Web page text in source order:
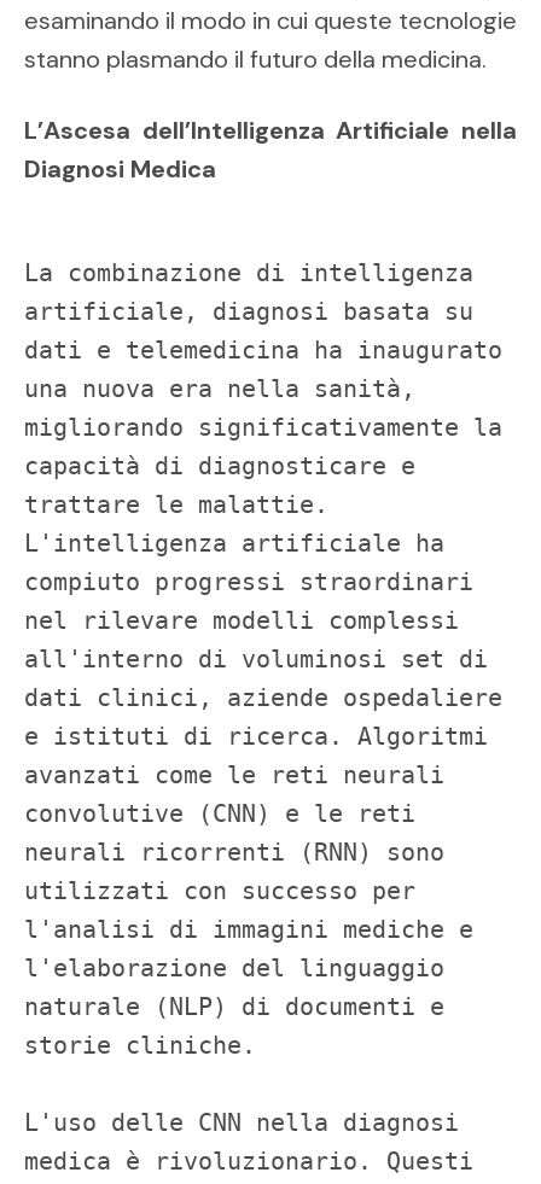
esaminando il modo in cui queste tecnologie
stanno plasmando il futuro della medicina.
L’Ascesa dell’Intelligenza Artificiale nella
Diagnosi Medica
La combinazione di intelligenza
artificiale, diagnosi basata su
dati e telemedicina ha inaugurato
una nuova era nella sanità,
migliorando significativamente la
capacità di diagnosticare e
trattare le malattie.
L'intelligenza artificiale ha
compiuto progressi straordinari
nel rilevare modelli complessi
all'interno di voluminosi set di
dati clinici, aziende ospedaliere
e istituti di ricerca. Algoritmi
avanzati come le reti neurali
convolutive (CNN) e le reti
neurali ricorrenti (RNN) sono
utilizzati con successo per
l'analisi di immagini mediche e
l'elaborazione del linguaggio
naturale (NLP) di documenti e
storie cliniche.
L'uso delle CNN nella diagnosi
medica è rivoluzionario. Questi